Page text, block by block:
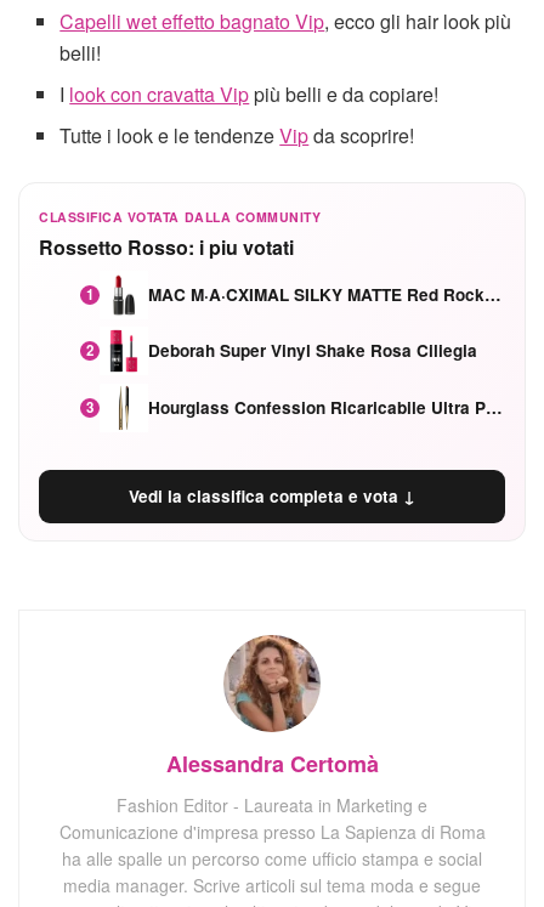
Capelli wet effetto bagnato Vip, ecco gli hair look più
belli!
I look con cravatta Vippiù belli e da copiare!
Tutte i look e le tendenzeVipda scoprire!
CLASSIFICA VOTATA DALLA COMMUNITY
Rossetto Rosso: i piu votati
1 MAC M·A·CXIMAL SILKY MATTE Red Rock mat
2 Deborah Super Vinyl Shake Rosa Ciliegia
3 Hourglass Confession Ricaricabile Ultra Preciso Ad Alta Intensità Secretly Classic Red
Vedi la classifica completa e vota ↓
Alessandra Certomà
Fashion Editor - Laureata in Marketing e
Comunicazione d'impresa presso La Sapienza di Roma
ha alle spalle un percorso come ufficio stampa e social
media manager. Scrive articoli sul tema moda e segue